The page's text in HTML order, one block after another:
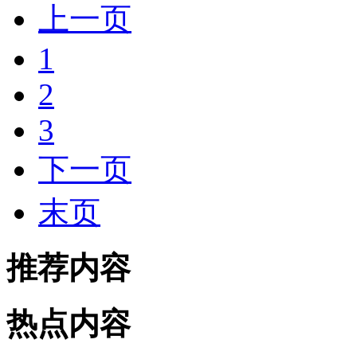
上一页
1
2
3
下一页
末页
推荐内容
热点内容